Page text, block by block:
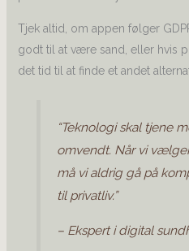
Tjek altid, om appen følger
godt til at være sand, eller hvis
det tid til at finde et andet
“Teknologi skal tjene
omvendt. Når vi
må vi aldrig gå på
til privatliv.”
– Ekspert i digital